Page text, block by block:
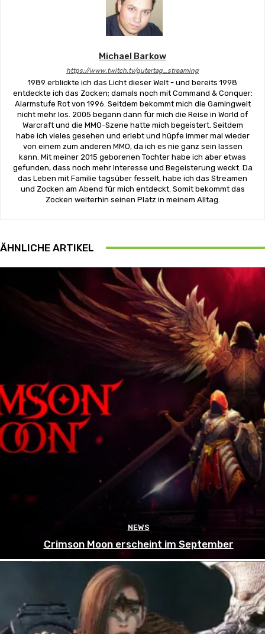
Michael Barkow
https://www.twitch.tv/gutertag_streaming
1989 erblickte ich das Licht dieser Welt - und bereits 1998
entdeckte ich das Zocken; damals noch mit Command & Conquer:
Alarmstufe Rot von 1996. Seitdem bekommt mich die Gamingwelt
nicht mehr los. 2005 begann dann für mich die Reise in World of
Warcraft und die MMO-Szene hatte mich begeistert. Seitdem
habe ich vieles gesehen und erlebt und hüpfe immer mal wieder
von einem zum anderen MMO, da ich es nie ganz sein lassen
kann. Mit meiner 2015 geborenen Tochter habe ich aber etwas
gefunden, dass noch mehr Interesse und Begeisterung weckt. Da
das Leben mit Familie tagsüber fesselt, habe ich das Streamen
und Zocken am Abend für mich entdeckt. Somit bekommt das
Zocken weiterhin seinen Platz in meinem Alltag.
ÄHNLICHE ARTIKEL
NEWS
Crimson Moon erscheint im September